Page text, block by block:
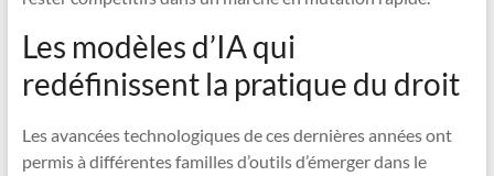
Les modèles d’IA qui
redéfinissent la pratique du droit
Les avancées technologiques de ces dernières années ont
permis à différentes familles d’outils d’émerger dans le